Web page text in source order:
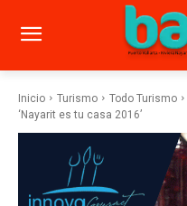
Inicio Turismo Todo Turismo
‘Nayarit es tu casa 2016’